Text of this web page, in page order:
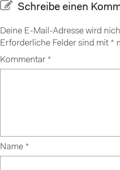
Schreibe einen
Deine E-Mail-Adresse wird
Erforderliche Felder sind mit *
Kommentar *
Name *